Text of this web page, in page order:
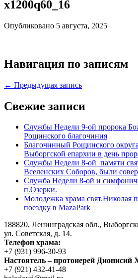
x1200q60_16
Опубликовано 5 августа, 2025
Навигация по записям
← Предыдущая запись
Свежие записи
Службы Недели 9-ой пророка
Рощинского благочиния
Благочинный Рощинского
Выборгской епархии в день
Службы Недели 8-ой памяти
Вселенских Соборов, были
Служба Недели 8-ой и
п.Озерки.
Молодежка храма свят.Николая
поездку в MazaPark
188820, Ленинградская обл.,
ул. Советская, д. 14.
Телефон храма:
+7 (931) 996-30-93
Настоятель – протоиерей Дионисий
+7 (921) 432-41-48